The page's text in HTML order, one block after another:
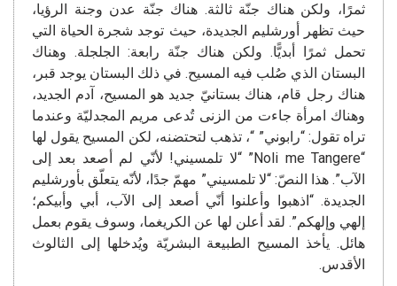
ثمرًا، ولكن هناك جنّة ثالثة. هناك جنّة عدن وجنة الرؤيا،
حيث تظهر أورشليم الجديدة، حيث توجد شجرة الحياة التي
تحمل ثمرًا أبديًّا. ولكن هناك جنّة رابعة: الجلجلة. وهناك
البستان الذي صُلب فيه المسيح. في ذلك البستان يوجد قبر،
هناك رجل قام، هناك بستانيّ جديد هو المسيح، آدم الجديد،
وهناك امرأة جاءت من الزنى تُدعى مريم المجدليّة وعندما
تراه تقول: “رابوني” “، تذهب لتحتضنه، لكن المسيح يقول لها
“Noli me Tangere” “لا تلمسيني! لأنّي لم أصعد بعد إلى
الآب”. هذا النصّ: “لا تلمسيني” مهمّ جدًا، لأنّه يتعلّق بأورشليم
الجديدة. “اذهبوا وأعلنوا أنّي أصعد إلى الآب، أبي وأبيكم؛
إلهي وإلهكم”. لقد أعلن لها عن الكريغما، وسوف يقوم بعمل
هائل. يأخذ المسيح الطبيعة البشريّة ويُدخلها إلى الثالوث
الأقدس.